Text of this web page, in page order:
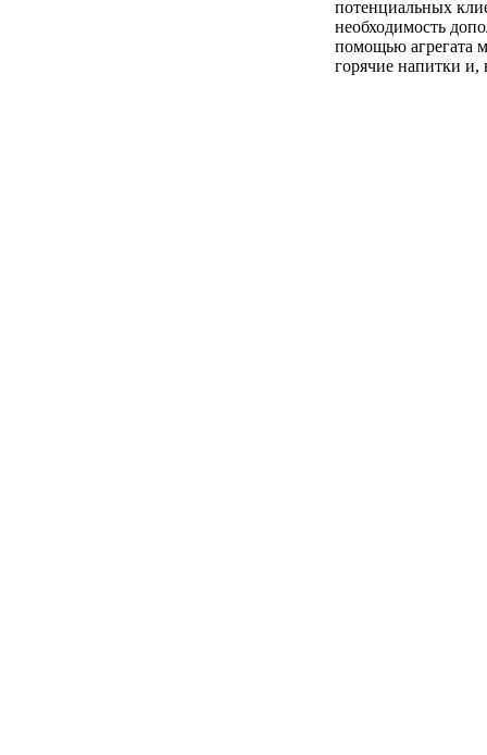
потенциальных
необходимость
помощью агрегата
горячие напитки и,